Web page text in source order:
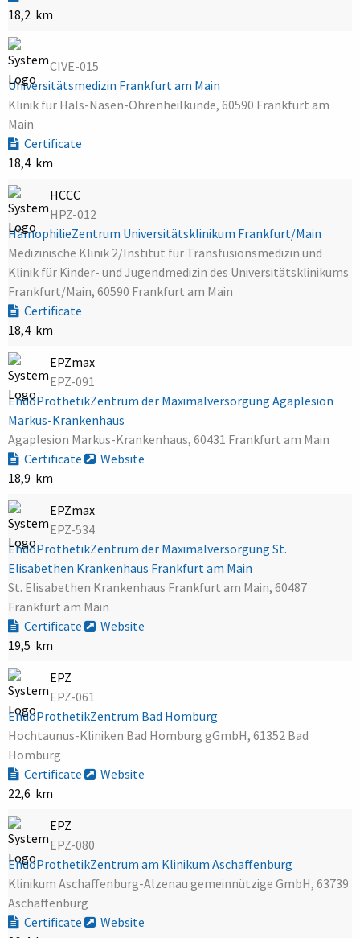
18,2 km
CIVE-015
Universitätsmedizin Frankfurt am Main
Klinik für Hals-Nasen-Ohrenheilkunde, 60590 Frankfurt am
Main
Certificate
18,4 km
HCCC
HPZ-012
HämophilieZentrum Universitätsklinikum Frankfurt/Main
Medizinische Klinik 2/Institut für Transfusionsmedizin und
Klinik für Kinder- und Jugendmedizin des Universitätsklinikums
Frankfurt/Main, 60590 Frankfurt am Main
Certificate
18,4 km
EPZmax
EPZ-091
EndoProthetikZentrum der Maximalversorgung Agaplesion
Markus-Krankenhaus
Agaplesion Markus-Krankenhaus, 60431 Frankfurt am Main
Certificate
Website
18,9 km
EPZmax
EPZ-534
EndoProthetikZentrum der Maximalversorgung St.
Elisabethen Krankenhaus Frankfurt am Main
St. Elisabethen Krankenhaus Frankfurt am Main, 60487
Frankfurt am Main
Certificate
Website
19,5 km
EPZ
EPZ-061
EndoProthetikZentrum Bad Homburg
Hochtaunus-Kliniken Bad Homburg gGmbH, 61352 Bad
Homburg
Certificate
Website
22,6 km
EPZ
EPZ-080
EndoProthetikZentrum am Klinikum Aschaffenburg
Klinikum Aschaffenburg-Alzenau gemeinnützige GmbH, 63739
Aschaffenburg
Certificate
Website